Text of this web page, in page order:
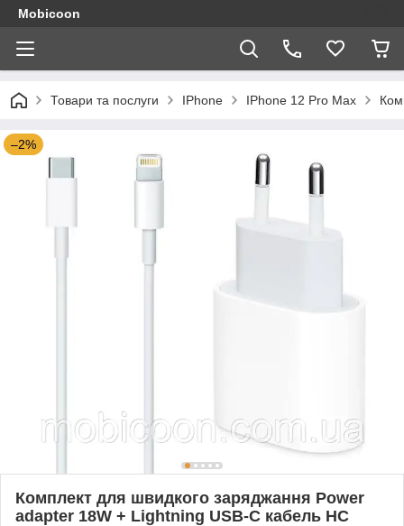
Mobicoon
Товари та послуги IPhone IPhone 12 Pro Max
–2%
Комплект для швидкого заряджання Power
adapter 18W + Lightning USB-C кабель HC